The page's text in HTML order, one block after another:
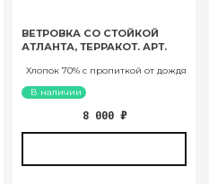
ВЕТРОВКА СО СТОЙКОЙ
АТЛАНТА, ТЕРРАКОТ. АРТ.
Хлопок 70% с пропиткой от дождя
В наличии
8 000 ₽